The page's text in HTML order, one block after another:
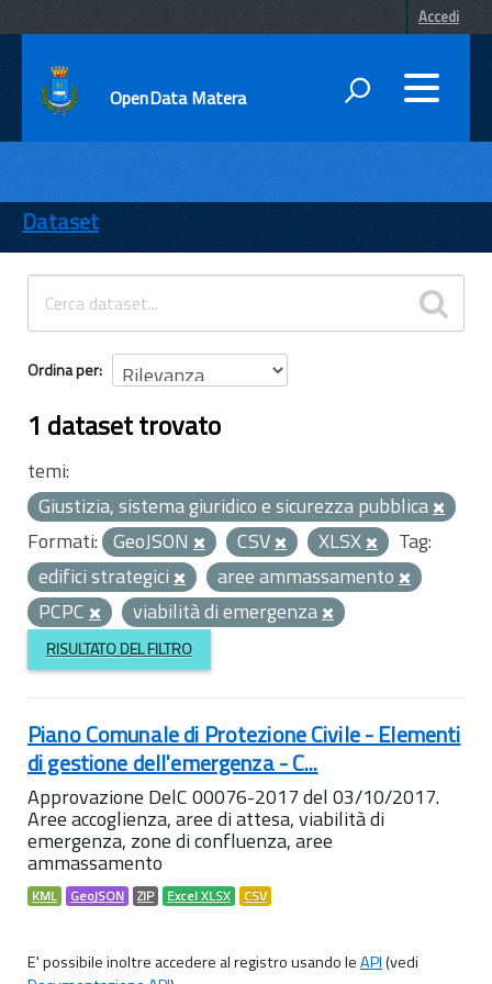
Accedi
OpenData Matera
ENTI
TEMI
INFORMAZIONI
Dataset
Ordina per
1 dataset trovato
temi:
Giustizia, sistema giuridico e sicurezza pubblica
Formati: GeoJSON CSV XLSX
Tag:
edifici strategici
aree ammassamento
PCPC
viabilità di emergenza
RISULTATO DEL FILTRO
Piano Comunale di Protezione Civile - Elementi
di gestione dell'emergenza - C...
Approvazione DelC 00076-2017 del 03/10/2017.
Aree accoglienza, aree di attesa, viabilità di
emergenza, zone di confluenza, aree
ammassamento
KML GeoJSON ZIP Excel XLSX CSV
E' possibile inoltre accedere al registro usando leAPI(vedi